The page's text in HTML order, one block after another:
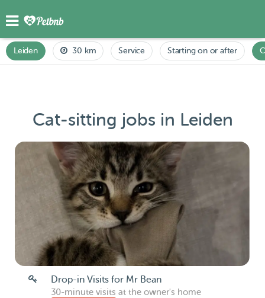
Leiden 30 km Service Starting on or after
Cat-sitting jobs in Leiden
Drop-in Visits for Mr Bean
30-minute visits at the owner's home